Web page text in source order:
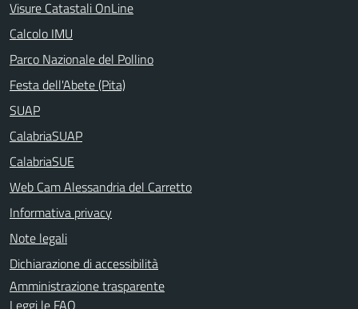
Visure Catastali OnLine
Calcolo IMU
Parco Nazionale del Pollino
Festa dell'Abete (Pita)
SUAP
CalabriaSUAP
CalabriaSUE
Web Cam Alessandria del Carretto
Informativa privacy
Note legali
Dichiarazione di accessibilità
Amministrazione trasparente
Leggi le FAQ